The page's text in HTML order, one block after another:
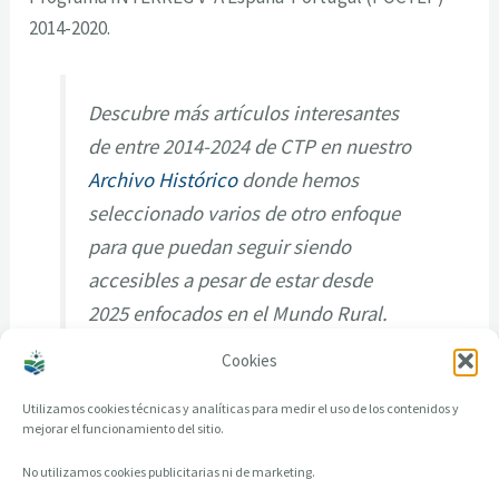
Cookies
Utilizamos cookies técnicas y analíticas para medir el uso de los contenidos y
mejorar el funcionamiento del sitio.
No utilizamos cookies publicitarias ni de marketing.
2014-2020.
Descubre más artículos interesantes
de entre 2014-2024 de CTP en nuestro
Archivo Históricodonde hemos
seleccionado varios de otro enfoque
para que puedan seguir siendo
accesibles a pesar de estar desde
2025 enfocados en el Mundo Rural.